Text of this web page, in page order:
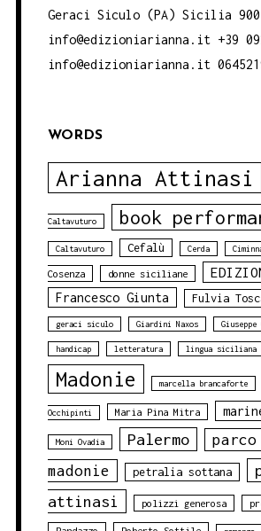
Geraci Siculo (PA) Sicilia
info@edizioniarianna.it +39
info@edizioniarianna.it
WORDS
Arianna Attinasi
Caltavuturo book
Caltavuturo Cefalù Cerda
Cosenza donne siciliane
Francesco Giunta Fulvia
geraci siculo Giardini Naxos
handicap letteratura lingua siciliana
Madonie marcella brancaforte
Occhipinti Maria Pina Mitra
Moni Ovadia Palermo
madonie
petralia sottana
attinasi
polizzi generosa